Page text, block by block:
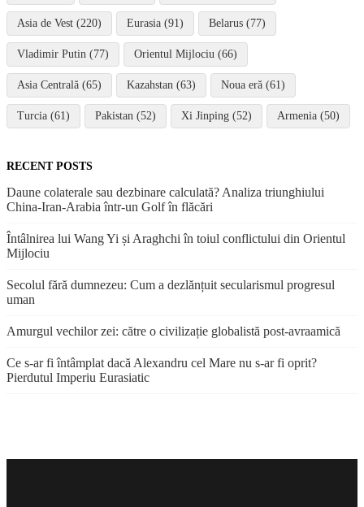
Asia de Vest (220) Eurasia (91) Belarus (77)
Vladimir Putin (77) Orientul Mijlociu (66)
Asia Centrală (65) Kazahstan (63) Noua eră (61)
Turcia (61) Pakistan (52) Xi Jinping (52) Armenia (50)
RECENT POSTS
Daune colaterale sau dezbinare calculată? Analiza triunghiului
China-Iran-Arabia într-un Golf în flăcări
Întâlnirea lui Wang Yi și Araghchi în toiul conflictului din Orientul
Mijlociu
Secolul fără dumnezeu: Cum a dezlănțuit secularismul progresul
uman
Amurgul vechilor zei: către o civilizație globalistă post-avraamică
Ce s-ar fi întâmplat dacă Alexandru cel Mare nu s-ar fi oprit?
Pierdutul Imperiu Eurasiatic